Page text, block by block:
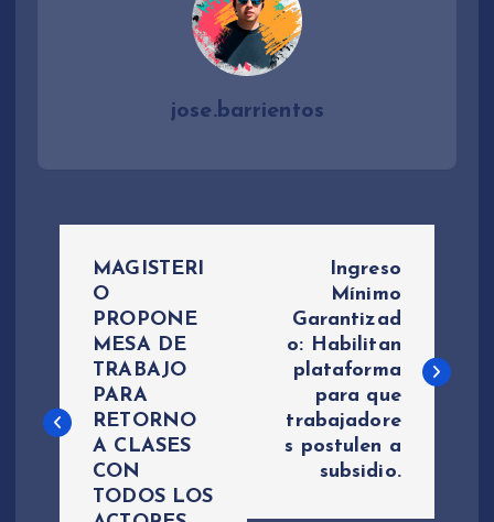
jose.barrientos
e
MAGISTERI
O
PROPONE
MESA DE
TRABAJO
PARA
RETORNO
A CLASES
CON
TODOS LOS
Ingreso
Mínimo
Garantizad
o: Habilitan
plataforma
para que
trabajadore
s postulen a
subsidio.